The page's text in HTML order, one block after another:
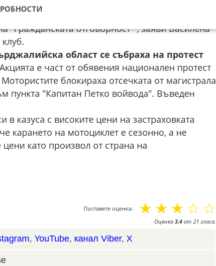
за всички превозни средства. Не е редно
"Гражданската отговорност"“, заяви Василена
област се събраха на протест
Акцията е част от обявения национален протест
блокираха отсечката от магистрала
пункта "Капитан Петко войвода". Въведен
казуса с високите цени на застраховката
карането на мотоциклет е сезонно, а не
като произвол от страна на
Поставете оценка: ☆
☆
☆
☆
☆
Оценка 3.4от 21 гласа.
, YouTube, канал Viber, X